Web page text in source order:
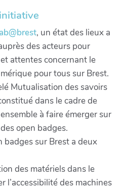
, un état des lieux a
des acteurs pour
attentes concernant le
pour tous sur Brest.
Mutualisation des savoirs
dans le cadre de
à faire émerger sur
open badges.
badges sur Brest a deux
des matériels dans le
l’accessibilité des machines